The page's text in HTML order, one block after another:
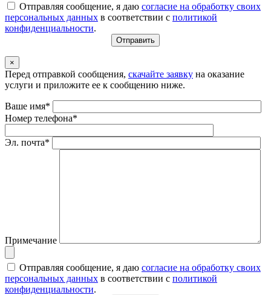
Отправляя сообщение, я даю согласие на обработку своих
персональных данных в соответствии с политикой
конфиденциальности.
×
Перед отправкой сообщения, скачайте заявку на оказание
услуги и приложите ее к сообщению ниже.
Ваше имя*
Номер телефона*
Эл. почта*
Примечание
Отправляя сообщение, я даю согласие на обработку своих
персональных данных в соответствии с политикой
конфиденциальности.